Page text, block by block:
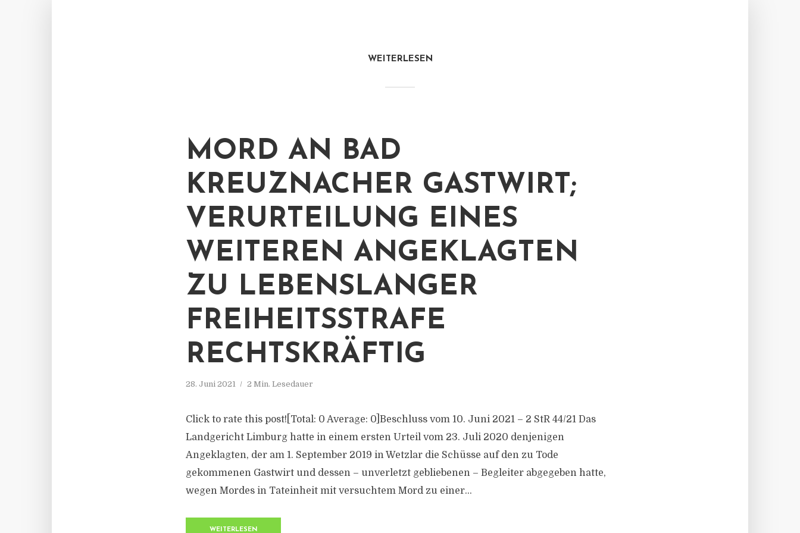
WEITERLESEN
MORD AN BAD
KREUZNACHER GASTWIRT;
VERURTEILUNG EINES
WEITEREN ANGEKLAGTEN
ZU LEBENSLANGER
FREIHEITSSTRAFE
RECHTSKRÄFTIG
28. Juni 2021 2 Min. Lesedauer
Click to rate this post![Total: 0 Average: 0]Beschluss vom 10. Juni 2021 – 2 StR 44/21 Das
Landgericht Limburg hatte in einem ersten Urteil vom 23. Juli 2020 denjenigen
Angeklagten, der am 1. September 2019 in Wetzlar die Schüsse auf den zu Tode
gekommenen Gastwirt und dessen – unverletzt gebliebenen – Begleiter abgegeben hatte,
wegen Mordes in Tateinheit mit versuchtem Mord zu einer...
WEITERLESEN